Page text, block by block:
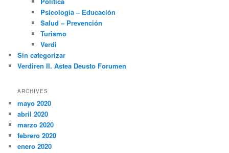
Psicología – Educación
Salud – Prevención
Turismo
Verdi
Sin categorizar
Verdiren II. Astea Deusto Forumen
ARCHIVES
mayo 2020
abril 2020
marzo 2020
febrero 2020
enero 2020